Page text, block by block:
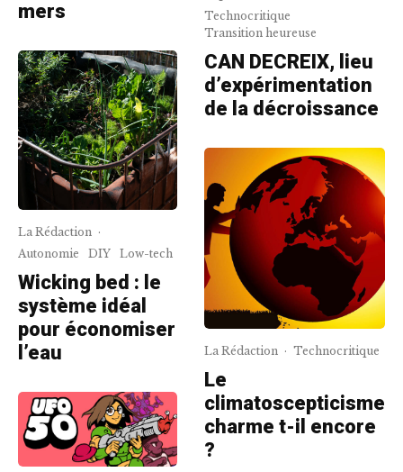
mers
La Rédaction ·
Autonomie
DIY Low-tech
Wicking bed : le
système idéal
pour économiser
l’eau
Technocritique
Transition heureuse
CAN DECREIX, lieu
d’expérimentation
de la décroissance
La Rédaction · Technocritique
Le
climatoscepticisme
charme t-il encore
?